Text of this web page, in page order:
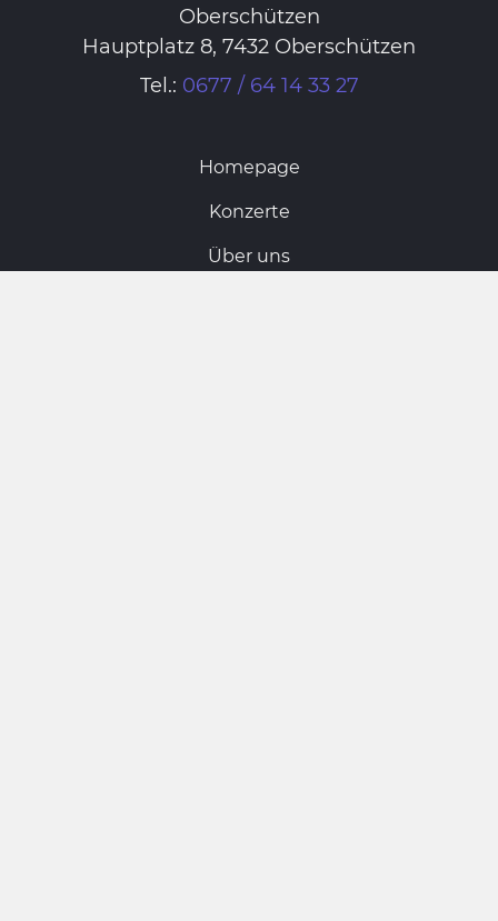
Oberschützen
Hauptplatz 8, 7432 Oberschützen
Tel.: 0677 / 64 14 33 27
Homepage
Konzerte
Über uns